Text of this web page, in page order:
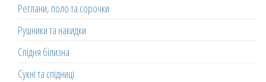
Реглани, поло та сорочки
Рушники та накидки
Спідня білизна
Сукні та спідниці